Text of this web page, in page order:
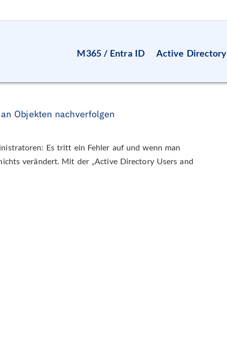
M365 / Entra ID Active Directory
Objekten nachverfolgen
Es tritt ein Fehler auf und wenn man
verändert. Mit der „Active Directory Users and